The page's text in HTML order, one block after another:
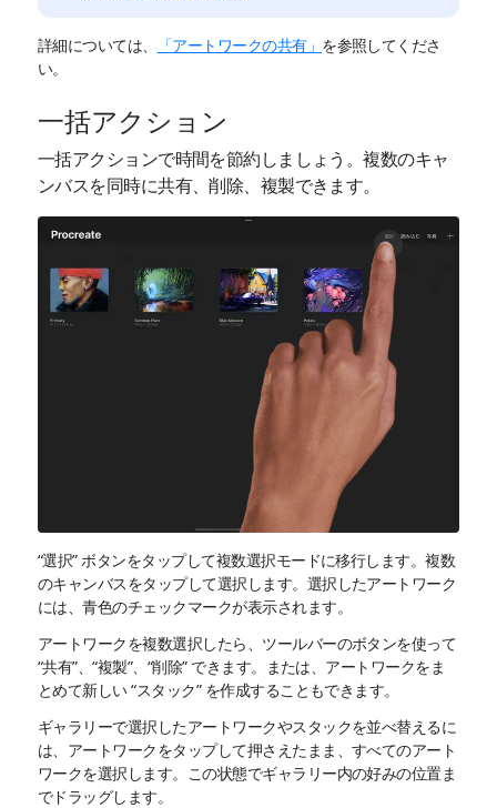
詳細については、 「アートワークの共有」 を参照してくださ
い。
一括アクション
一括アクションで時間を節約しましょう。複数のキャ
ンバスを同時に共有、削除、複製できます。
“選択” ボタンをタップして複数選択モードに移行します。複数
のキャンバスをタップして選択します。選択したアートワーク
には、青色のチェックマークが表示されます。
アートワークを複数選択したら、ツールバーのボタンを使って
“共有”、“複製”、“削除” できます。または、アートワークをま
とめて新しい “スタック” を作成することもできます。
ギャラリーで選択したアートワークやスタックを並べ替えるに
は、アートワークをタップして押さえたまま、すべてのアート
ワークを選択します。この状態でギャラリー内の好みの位置ま
でドラッグします。